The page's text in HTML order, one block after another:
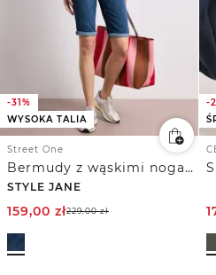
-31%
WYSOKA TALIA
Street One
Bermudy z wąskimi nogawkami i wywiniętymi detalami
STYLE JANE
159,00 zł229,00zł
-